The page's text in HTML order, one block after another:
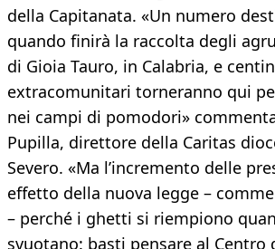
della Capitanata. «Un numero
quando finirà la raccolta degli
di Gioia Tauro, in Calabria, e
extracomunitari torneranno qui
nei campi di pomodori»
Pupilla, direttore della Caritas
Severo. «Ma l’incremento delle
effetto della nuova legge –
– perché i ghetti si riempiono
svuotano: basti pensare al Centro